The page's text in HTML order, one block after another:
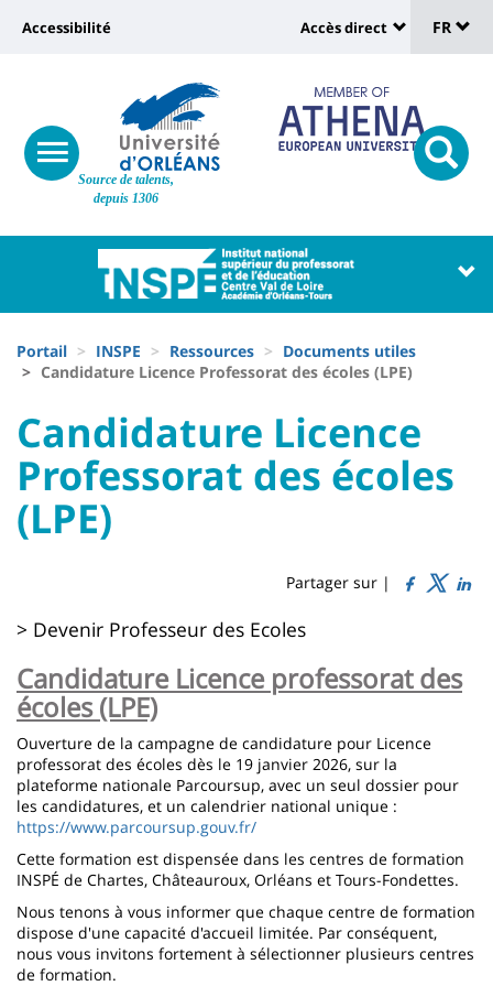
Site
Source de talents,
depuis 1306
Université
Recherche
responsive
menu
button
Université
vers
page
accessibilité
Accessibilité
:
Shortcut
links
Accès direct
de
FR
Université
Block
liste
composantes
d'Ariane
Portail INSPE Ressources
Documents utiles
Candidature Licence Professorat des écoles (LPE)
University
:
Sidebar
University
:
Main
content
Titre
de
Candidature Licence
Professorat des écoles
(LPE)
Partager sur |
Contenu
de
la
page
principale
> Devenir Professeur des Ecoles
Candidature Licence professorat des
écoles (LPE)
Ouverture de la campagne de candidature pour Licence
professorat des écoles dès le 19 janvier 2026, sur la
plateforme nationale Parcoursup, avec un seul dossier pour
les candidatures, et un calendrier national unique :
https://www.parcoursup.gouv.fr/
Cette formation est dispensée dans les centres de formation
INSPÉ de Chartes, Châteauroux, Orléans et Tours-Fondettes.
Nous tenons à vous informer que chaque centre de formation
dispose d'une capacité d'accueil limitée. Par conséquent,
nous vous invitons fortement à sélectionner plusieurs centres
de formation.